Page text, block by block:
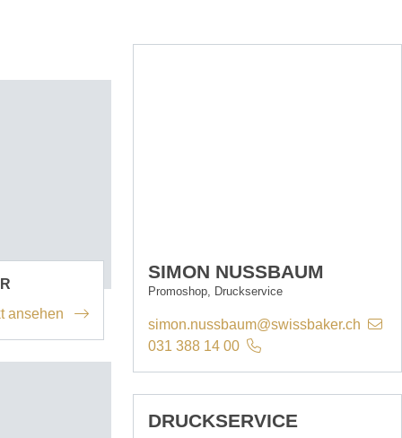
ansehen
SIMON NUSSBAUM
Promoshop, Druckservice
simon.nussbaum@swissbaker.ch
031 388 14 00
DRUCKSERVICE